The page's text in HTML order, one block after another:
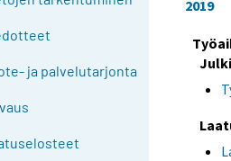
ja palvelutarjonta
2019